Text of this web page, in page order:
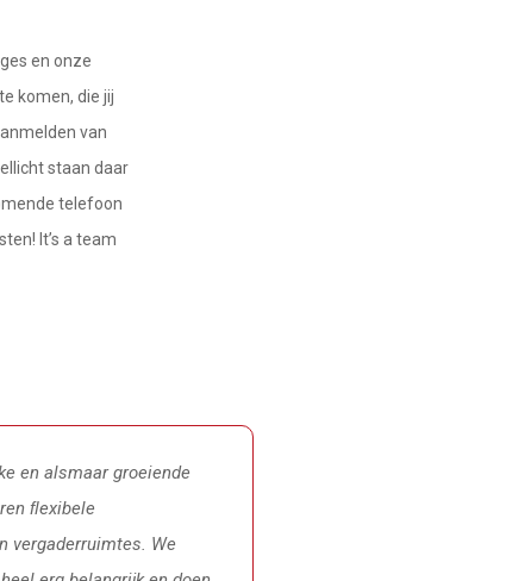
en onze
komen, die jij
van
staan daar
telefoon
It’s a team
en alsmaar groeiende
ﬂexibele
vergaderruimtes. We